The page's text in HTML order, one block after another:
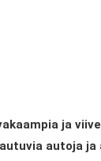
ja
autoja ja